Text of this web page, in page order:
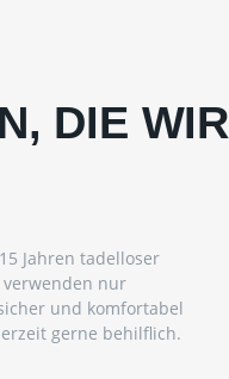
DIE WIR
Jahren tadelloser
nur
und komfortabel
gerne behilflich.